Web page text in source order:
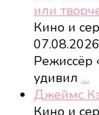
или
Кино и
07.08.2026
Режиссёр
удивил …
Джеймс
Кино и